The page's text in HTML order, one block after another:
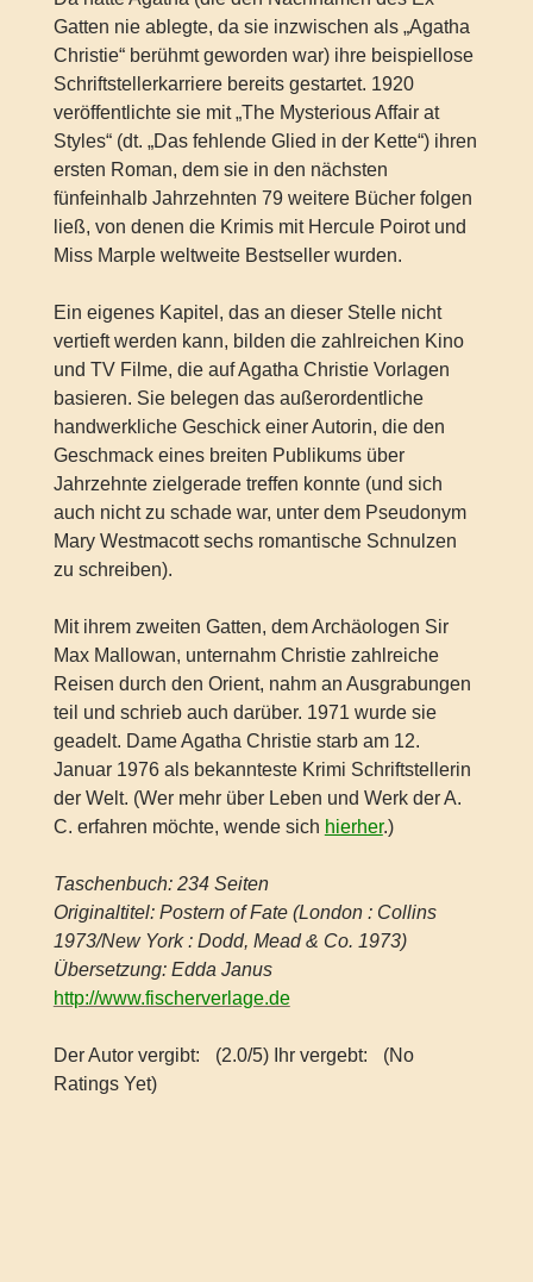
Gatten nie ablegte, da sie inzwischen als „Agatha
Christie“ berühmt geworden war) ihre beispiellose
Schriftstellerkarriere bereits gestartet. 1920
veröffentlichte sie mit „The Mysterious Affair at
Styles“ (dt. „Das fehlende Glied in der Kette“) ihren
ersten Roman, dem sie in den nächsten
fünfeinhalb Jahrzehnten 79 weitere Bücher folgen
ließ, von denen die Krimis mit Hercule Poirot und
Miss Marple weltweite Bestseller wurden.
Ein eigenes Kapitel, das an dieser Stelle nicht
vertieft werden kann, bilden die zahlreichen Kino
und TV Filme, die auf Agatha Christie Vorlagen
basieren. Sie belegen das außerordentliche
handwerkliche Geschick einer Autorin, die den
Geschmack eines breiten Publikums über
Jahrzehnte zielgerade treffen konnte (und sich
auch nicht zu schade war, unter dem Pseudonym
Mary Westmacott sechs romantische Schnulzen
zu schreiben).
Mit ihrem zweiten Gatten, dem Archäologen Sir
Max Mallowan, unternahm Christie zahlreiche
Reisen durch den Orient, nahm an Ausgrabungen
teil und schrieb auch darüber. 1971 wurde sie
geadelt. Dame Agatha Christie starb am 12.
Januar 1976 als bekannteste Krimi Schriftstellerin
der Welt. (Wer mehr über Leben und Werk der A.
C. erfahren möchte, wende sich hierher.)
Taschenbuch: 234 Seiten
Originaltitel: Postern of Fate (London : Collins
1973/New York : Dodd, Mead & Co. 1973)
Übersetzung: Edda Janus
http://www.fischerverlage.de
Der Autor vergibt: (2.0/5) Ihr vergebt:
(No
Ratings Yet)